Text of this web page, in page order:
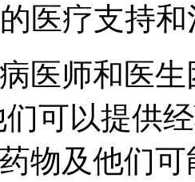
医疗支持
医师和医
可以提供
物及他们